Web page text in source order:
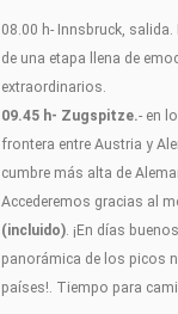
08.00 h- Innsbruck,
de una etapa llena de
extraordinarios.
09.45 h- Zugspitze.- en
frontera entre Austria y
cumbre más alta de
Accederemos gracias al
(incluido) . ¡En días
panorámica de los picos
países!. Tiempo para